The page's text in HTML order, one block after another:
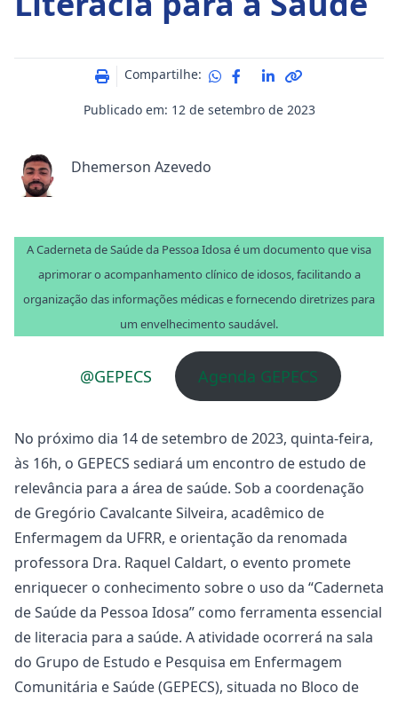
Publicado em: 12 de setembro de 2023
Compartilhe:
Dhemerson Azevedo
A Caderneta de Saúde da Pessoa Idosa é um documento que visa
aprimorar o acompanhamento clínico de idosos, facilitando a
organização das informações médicas e fornecendo diretrizes para
um envelhecimento saudável.
@GEPECS Agenda GEPECS
No próximo dia 14 de setembro de 2023, quinta-feira,
às 16h, o GEPECS sediará um encontro de estudo de
relevância para a área de saúde. Sob a coordenação
de Gregório Cavalcante Silveira, acadêmico de
Enfermagem da UFRR, e orientação da renomada
professora Dra. Raquel Caldart, o evento promete
enriquecer o conhecimento sobre o uso da “Caderneta
de Saúde da Pessoa Idosa” como ferramenta essencial
de literacia para a saúde. A atividade ocorrerá na sala
do Grupo de Estudo e Pesquisa em Enfermagem
Comunitária e Saúde (GEPECS), situada no Bloco de